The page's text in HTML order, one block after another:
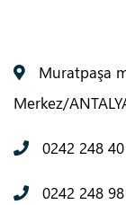
Muratpaşa
Merkez/
0242 248
0242 248